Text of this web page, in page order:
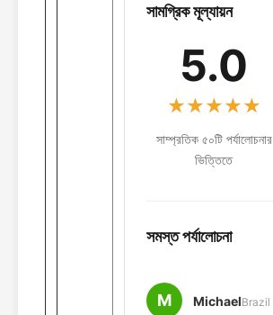
সামগ্রিক মূল্যায়ন
5.0
★★★★★
★★★★★
সাম্প্রতিক ৫০টি পর্যালোচনার
ভিত্তিতে
সমস্ত পর্যালোচনা
M MichaelBrazil